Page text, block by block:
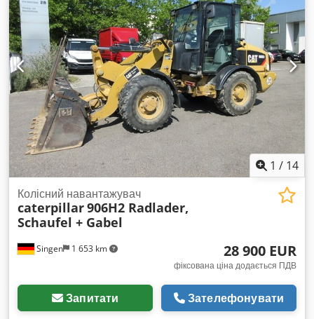
1 / 14
Singen 1 653 km
Колісний навантажувач
caterpillar906H2 Radlader,
Schaufel + Gabel
28 900 EUR
фіксована ціна додається ПДВ
Запитати Зателефонувати